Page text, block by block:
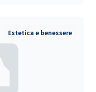
Estetica e benessere